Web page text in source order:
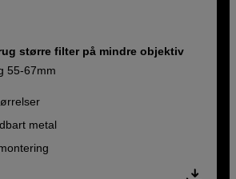
større filter på mindre objektiv
55-67mm
metal